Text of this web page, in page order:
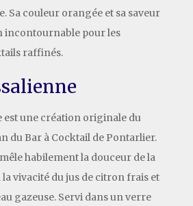
Sa couleur orangée et sa saveur
incontournable pour les
raffinés.
est une création originale du
du Bar à Cocktail de Pontarlier.
habilement la douceur de la
vivacité du jus de citron frais et
gazeuse. Servi dans un verre